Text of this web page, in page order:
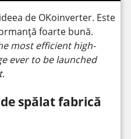
de OKoinverter. Este
foarte bună.
most efficient high-
ever to be launched
spălat fabrică